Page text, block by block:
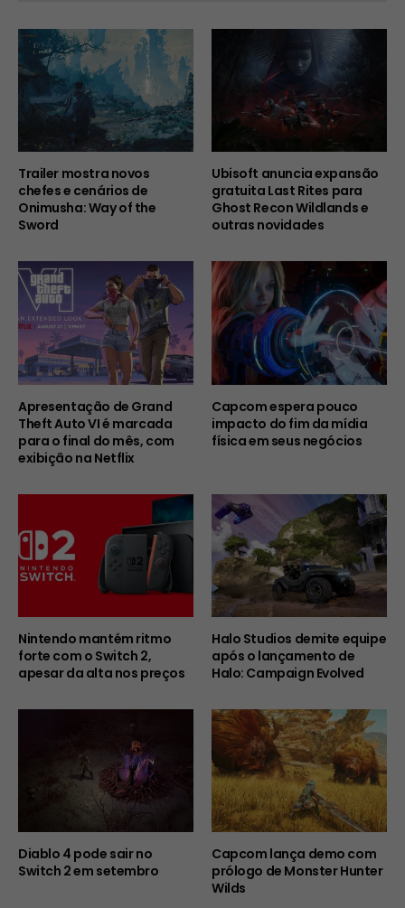
Trailer mostra novos
chefes e cenários de
Onimusha: Way of the
Sword
Ubisoft anuncia expansão
gratuita Last Rites para
Ghost Recon Wildlands e
outras novidades
Apresentação de Grand
Theft Auto VI é marcada
para o final do mês, com
exibição na Netflix
Capcom espera pouco
impacto do fim da mídia
física em seus negócios
Nintendo mantém ritmo
forte com o Switch 2,
apesar da alta nos preços
Halo Studios demite equipe
após o lançamento de
Halo: Campaign Evolved
Diablo 4 pode sair no
Switch 2 em setembro
Capcom lança demo com
prólogo de Monster Hunter
Wilds